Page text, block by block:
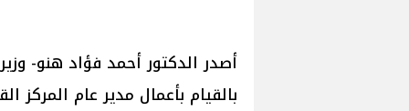
أصدر الدكتور أحمد فؤاد هنو-
بالقيام بأعمال مدير عام